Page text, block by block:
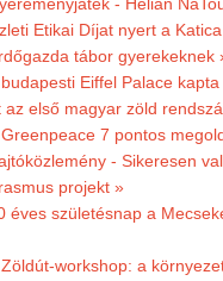
Etikai Díjat nyert a
tábor gyerekeknek
Eiffel Palace
az első magyar zöld
7 pontos
- Sikeresen
projekt »
éves születésnap a
workshop: a